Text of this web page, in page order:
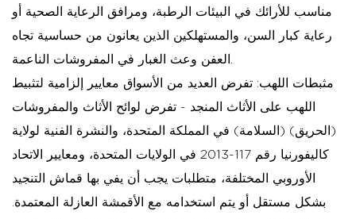
مناسب للأرائك في البيئات الرطبة، ومرافق الرعاية الصحية أو
رعاية كبار السن، والمستهلكين الذين يعانون من حساسية تجاه
مثبطات اللهب: تفرض العديد من الأسواق معايير إلزامية لتثبيط
اللهب على الأثاث المنجد - تفرض لوائح الأثاث والمفروشات
(الحريق) (السلامة) في المملكة المتحدة، والنشرة الفنية لولاية
كاليفورنيا رقم 117-2013 في الولايات المتحدة، ومعايير الاتحاد
الأوروبي المختلفة، متطلبات يجب أن يفي بها قماش التنجيد
بشكل مستقل أو يتم استخدامه مع الأقمشة العازلة المعتمدة.